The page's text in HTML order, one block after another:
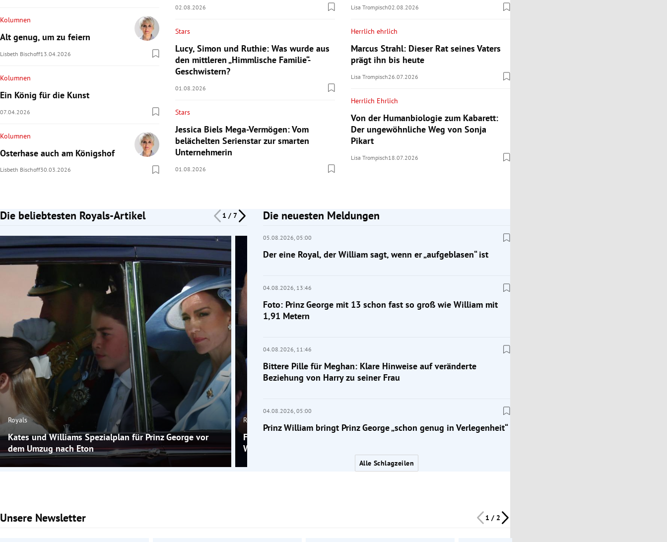
Kolumnen
Alt genug, um zu feiern
Lisbeth Bischoff13.04.2026
Kolumnen
Ein König für die Kunst
07.04.2026
Kolumnen
Osterhase auch am Königshof
Lisbeth Bischoff30.03.2026
02.08.2026
Stars
Lucy, Simon und Ruthie: Was wurde aus
den mittleren „Himmlische Familie“-
Geschwistern?
01.08.2026
Stars
Jessica Biels Mega-Vermögen: Vom
belächelten Serienstar zur smarten
Unternehmerin
01.08.2026
Lisa Trompisch02.08.2026
Herrlich ehrlich
Marcus Strahl: Dieser Rat seines Vaters
prägt ihn bis heute
Lisa Trompisch26.07.2026
Herrlich Ehrlich
Von der Humanbiologie zum Kabarett:
Der ungewöhnliche Weg von Sonja
Pikart
Lisa Trompisch18.07.2026
Die beliebtesten Royals-Artikel 1 / 7
Slide 1 von 7
Royals
Kates und Williams Spezialplan für Prinz George vor
dem Umzug nach Eton
Royals
Foto: Prinz George mit 13 schon fast so groß wie
William mit 1,91 Metern
Bittere Pille für Meghan: Klare Hinweise auf
Die neuesten Meldungen
05.08.2026, 05:00
Der eine Royal, der William sagt, wenn er „aufgeblasen“ ist
04.08.2026, 13:46
Foto: Prinz George mit 13 schon fast so groß wie William mit
1,91 Metern
04.08.2026, 11:46
Bittere Pille für Meghan: Klare Hinweise auf veränderte
Beziehung von Harry zu seiner Frau
04.08.2026, 05:00
Prinz William bringt Prinz George „schon genug in Verlegenheit“
Alle Schlagzeilen
Unsere Newsletter 1 / 2
Slide 1 von 2